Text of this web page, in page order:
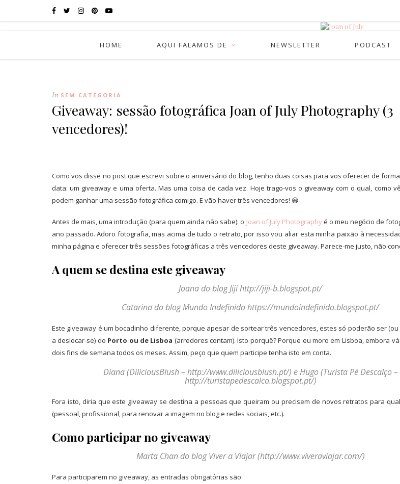
HOME AQUI FALAMOS DE NEWSLETTER PODCAST
In SEM CATEGORIA
Giveaway: sessão fotográfica Joan of July Photography (3
vencedores)!
Como vos disse no post que escrevi sobre o aniversário do blog, tenho duas coisas para vos oferecer de
data: um giveaway e uma oferta. Mas uma coisa de cada vez. Hoje trago-vos o giveaway com o qual, como
podem ganhar uma sessão fotográfica comigo. E vão haver três vencedores! 😀
Antes de mais, uma introdução (para quem ainda não sabe): o Joan of July Photographyé o meu negócio de
ano passado. Adoro fotografia, mas acima de tudo o retrato, por isso vou aliar esta minha paixão à
minha página e oferecer três sessões fotográficas a três vencedores deste giveaway. Parece-me justo, não
A quem se destina este giveaway
Joana do blog Jiji http://jiji-b.blogspot.pt/
Catarina do blog Mundo Indefinido https://mundoindefinido.blogspot.pt/
Este giveaway é um bocadinho diferente, porque apesar de sortear três vencedores, estes só poderão ser
a deslocar-se) do Porto ou de Lisboa (arredores contam). Isto porquê? Porque eu moro em Lisboa, embora
dois fins de semana todos os meses. Assim, peço que quem participe tenha isto em conta.
Diana (DiliciousBlush – http://www.diliciousblush.pt/) e Hugo (Turista Pé Descalço –
http://turistapedescalco.blogspot.pt/)
Fora isto, diria que este giveaway se destina a pessoas que queiram ou precisem de novos retratos para
(pessoal, profissional, para renovar a imagem no blog e redes sociais, etc.).
Como participar no giveaway
Marta Chan do blog Viver a Viajar (http://www.viveraviajar.com/)
Para participarem no giveaway, as entradas obrigatórias são: